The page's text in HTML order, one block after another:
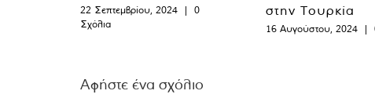
22 Σεπτεμβρίου, 2024 |
0
Σχόλια
στην Τουρκία
16 Αυγούστου, 2024 |
Αφήστε ένα σχόλιο